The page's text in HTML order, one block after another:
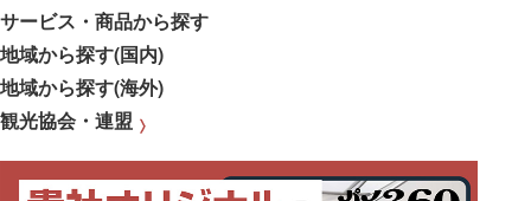
サービス・商品から探す
地域から探す(国内)
地域から探す(海外)
観光協会・連盟